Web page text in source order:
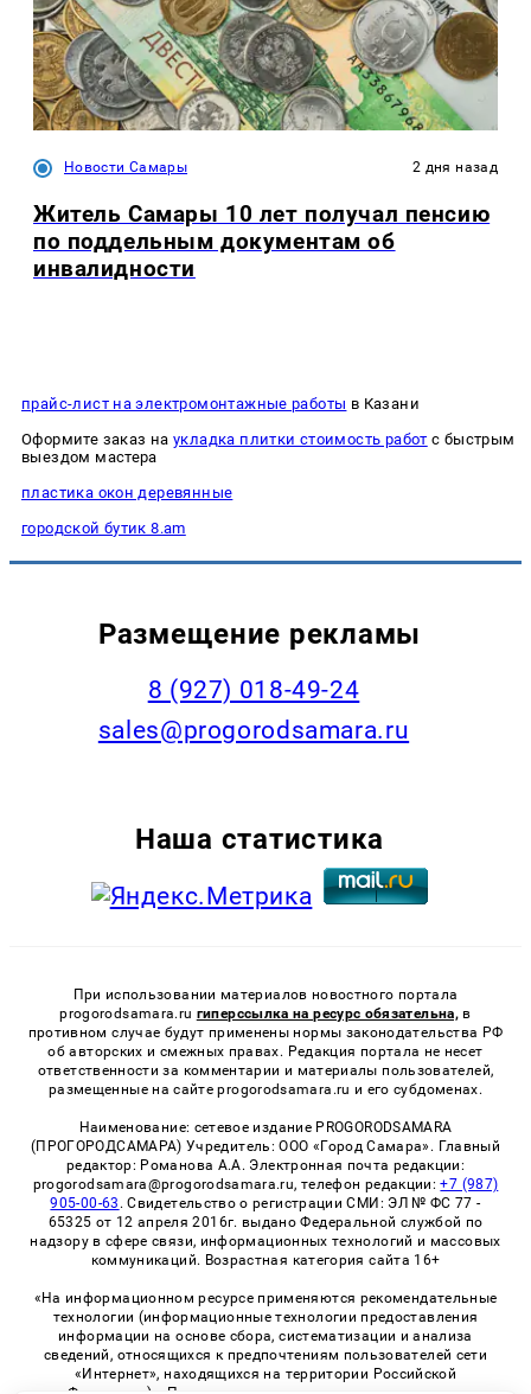
Новости Самары 2 дня назад
Житель Самары 10 лет получал пенсию
по поддельным документам об
инвалидности
прайс-лист на электромонтажные работы в Казани
Оформите заказ наукладка плитки стоимость работ с быстрым
выездом мастера
пластика окон деревянные
городской бутик 8.am
Размещение рекламы
8 (927) 018-49-24
sales@progorodsamara.ru
Наша статистика
При использовании материалов новостного портала
progorodsamara.ru гиперссылка на ресурс обязательна, в
противном случае будут применены нормы законодательства РФ
об авторских и смежных правах. Редакция портала не несет
ответственности за комментарии и материалы пользователей,
размещенные на сайте progorodsamara.ru и его субдоменах.
Наименование: сетевое издание PROGORODSAMARA
(ПРОГОРОДСАМАРА) Учредитель: ООО «Город Самара». Главный
редактор: Романова А.А. Электронная почта редакции:
progorodsamara@progorodsamara.ru, телефон редакции:+7 (987)
905-00-63 . Свидетельство о регистрации СМИ: ЭЛ № ФС 77 -
65325 от 12 апреля 2016г. выдано Федеральной службой по
надзору в сфере связи, информационных технологий и массовых
коммуникаций. Возрастная категория сайта 16+
«На информационном ресурсе применяются рекомендательные
технологии (информационные технологии предоставления
информации на основе сбора, систематизации и анализа
сведений, относящихся к предпочтениям пользователей сети
«Интернет», находящихся на территории Российской